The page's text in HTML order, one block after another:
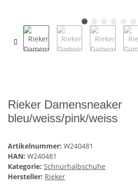
Rieker Damensneaker
bleu/weiss/pink/weiss
Artikelnummer: W240481
HAN: W240481
Kategorie: Schnürhalbschuhe
Hersteller: Rieker